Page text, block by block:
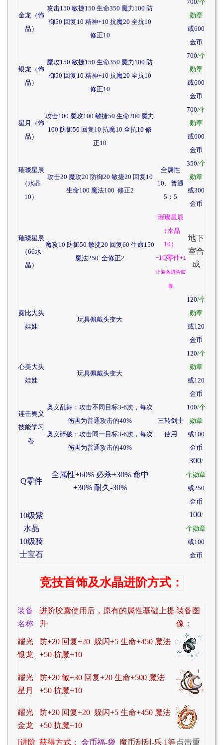
金龙（饰
品）
攻击150 敏捷150 生命350 魔力100 防
御50 回复10 精神+10 抗魔20 全抗10
修正10
700/个
勋章
或600
金币
银龙（饰
品）
魔攻150 敏捷150 生命350 魔力100 防
御50 回复10 精神+10 抗魔20 全抗10
修正10
700/个
勋章
或600
金币
星月（饰
品）
攻击100 魔攻100 敏捷50 生命200 魔力
100 防御50 回复10 抗魔10 全抗10 修
正10
700/个
勋章
或600
金币
璀璨星辰
（水晶
10）
攻击20 魔攻20 防御20 敏捷20 回复10
生命100 魔法100 修正2
全属性
10、普通
5：5
350/个
勋章
或300
金币
璀璨星辰
（66水
晶）
魔攻10 防御50 敏捷20 回复60 生命150
魔法250 全修正2
璀璨星辰
（水晶
10）
+1Q零件+1
个装备进阶胶
囊
地下
室合
成
露比大头
娃娃
玩具佩戴头变大
120/个
勋章
或120
金币
心美大头
娃娃
玩具佩戴头变大
120/个
勋章
或120
金币
连击奥义
技能学习
卷
奥义乱舞：攻击不同目标3-6次，每次
伤害为普通攻击的40%
奥义碎破：攻击同一目标3-6次，每次
伤害为普通攻击的40%
三转剑士
使用
100/个
勋章
或100
金币
Q零件
全属性+60% 必杀+30% 命中
+30% 耐久-30%
300/
个勋章
或250
金币
10级紫
水晶
10级骑
士宝石
100/
个勋章
或100
金币
竞技首饰及水晶进阶方式：
装备
名称
进阶胶囊使用后， 原有的属性基础上提
升
装备图
像：
耀光
银龙
防+20 回复+20 躲闪+5 生命+450 魔法
+50 抗魔+10
耀光
星月
防+20 敏+30 回复+20 生命+500 魔法
+50 抗魔+10
耀光
金龙
防+20 回复+20 躲闪+5 生命+450 魔法
+50 抗魔+10
[进阶 获得方式： 金币福-袋 魔币刮刮-乐 1等点击重